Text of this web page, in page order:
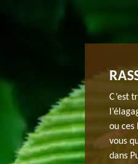
LE 91740
un aspect plus
aussi la sécurité pour
spécialisés qui
avant d’entamer le
sans engagement.
C’est
ou ces
vous
dans